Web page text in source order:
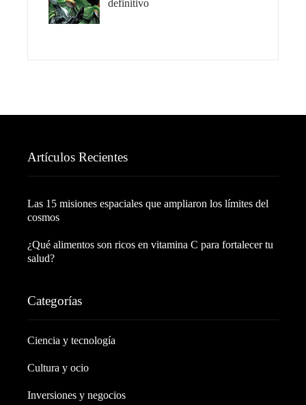
definitivo
Artículos Recientes
Las 15 misiones espaciales que ampliaron los límites del
cosmos
¿Qué alimentos son ricos en vitamina C para fortalecer tu
salud?
Categorías
Ciencia y tecnología
Cultura y ocio
Inversiones y negocios